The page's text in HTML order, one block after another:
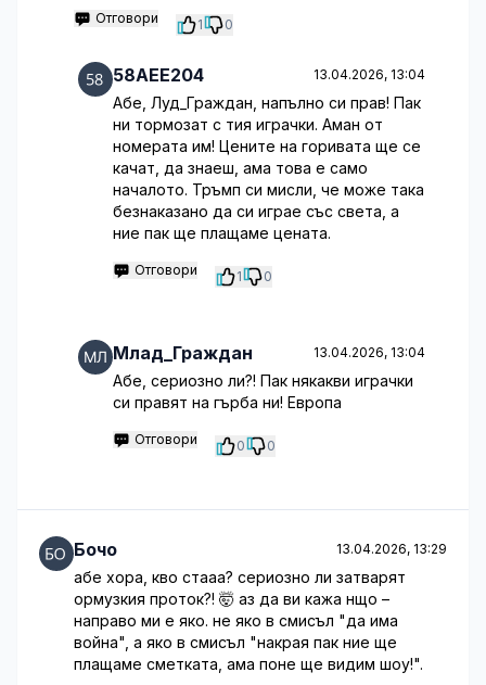
Отговори 1 0
58AEE204 13.04.2026, 13:04
Абе, Луд_Граждан, напълно си прав! Пак
ни тормозат с тия играчки. Аман от
номерата им! Цените на горивата ще се
качат, да знаеш, ама това е само
началото. Тръмп си мисли, че може така
безнаказано да си играе със света, а
ние пак ще плащаме цената.
Отговори 1 0
Млад_Граждан 13.04.2026, 13:04
Абе, сериозно ли?! Пак някакви играчки
си правят на гърба ни! Европа
Отговори 0 0
Бочо 13.04.2026, 13:29
абе хора, кво стааа? сериозно ли затварят
ормузкия проток?! 🤯 аз да ви кажа нщо –
направо ми е яко. не яко в смисъл "да има
война", а яко в смисъл "накрая пак ние ще
плащаме сметката, ама поне ще видим шоу!".